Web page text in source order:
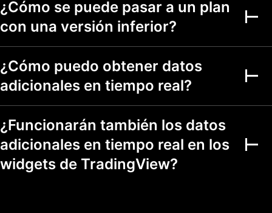
+150 mercados de
50 países
fundamentales y
técnicos
Modo de
visualización de
gráficos
Listas de
seguimiento como
filtros
¿Cómo se puede pasar a un plan
con una versión inferior?
¿Cómo puedo obtener datos
adicionales en tiempo real?
¿Funcionarán también los datos
adicionales en tiempo real en los
widgets de TradingView?